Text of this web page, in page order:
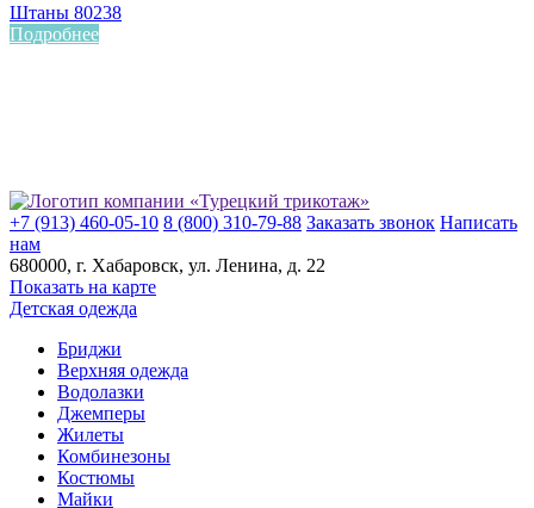
Штаны 80238
Подробнее
+7 (913) 460-05-10 8 (800) 310-79-88 Заказать звонок Написать
нам
680000, г. Хабаровск, ул. Ленина, д. 22
Показать на карте
Детская одежда
Бриджи
Верхняя одежда
Водолазки
Джемперы
Жилеты
Комбинезоны
Костюмы
Майки